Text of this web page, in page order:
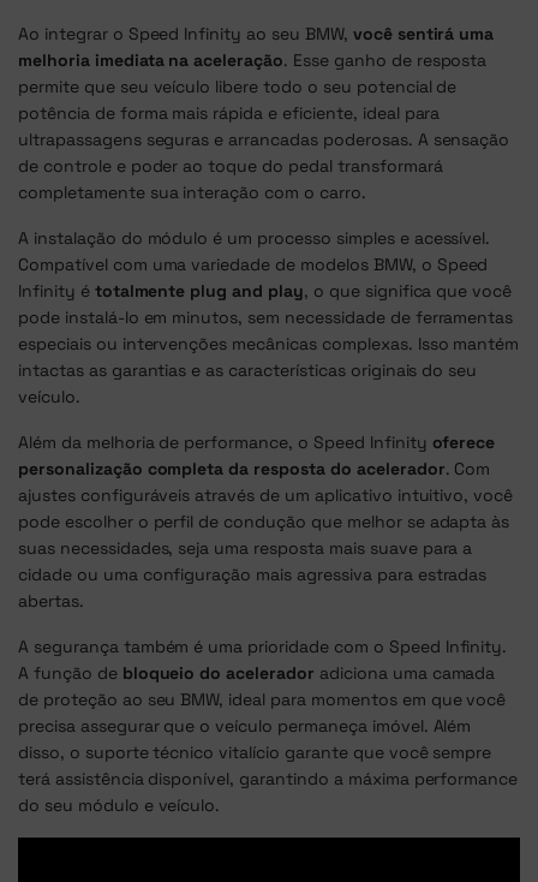
Ao integrar o Speed Infinity ao seu BMW, você sentirá uma
melhoria imediata na aceleração. Esse ganho de resposta
permite que seu veículo libere todo o seu potencial de
potência de forma mais rápida e eficiente, ideal para
ultrapassagens seguras e arrancadas poderosas. A sensação
de controle e poder ao toque do pedal transformará
completamente sua interação com o carro.
A instalação do módulo é um processo simples e acessível.
Compatível com uma variedade de modelos BMW, o Speed
Infinity é totalmente plug and play, o que significa que você
pode instalá-lo em minutos, sem necessidade de ferramentas
especiais ou intervenções mecânicas complexas. Isso mantém
intactas as garantias e as características originais do seu
veículo.
Além da melhoria de performance, o Speed Infinity oferece
personalização completa da resposta do acelerador. Com
ajustes configuráveis através de um aplicativo intuitivo, você
pode escolher o perfil de condução que melhor se adapta às
suas necessidades, seja uma resposta mais suave para a
cidade ou uma configuração mais agressiva para estradas
abertas.
A segurança também é uma prioridade com o Speed Infinity.
A função de bloqueio do acelerador adiciona uma camada
de proteção ao seu BMW, ideal para momentos em que você
precisa assegurar que o veículo permaneça imóvel. Além
disso, o suporte técnico vitalício garante que você sempre
terá assistência disponível, garantindo a máxima performance
do seu módulo e veículo.